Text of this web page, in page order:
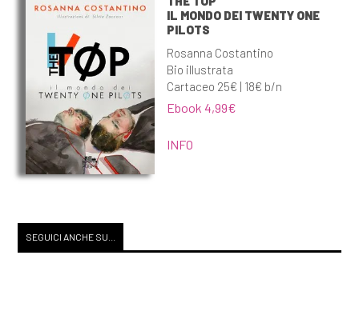
IL MONDO DEI TWENTY ONE
PILOTS
Rosanna Costantino
Bio illustrata
Cartaceo 25€ | 18€ b/n
Ebook 4,99€
INFO
SEGUICI ANCHE SU...